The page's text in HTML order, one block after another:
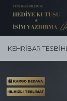
KEHRİBAR